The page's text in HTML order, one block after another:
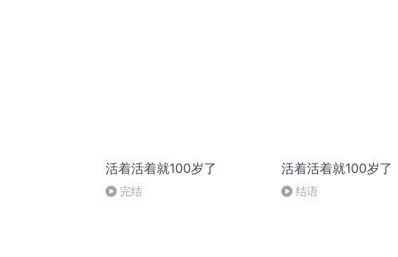
活着活着就100岁了
完结
活着活着就100岁了
结语